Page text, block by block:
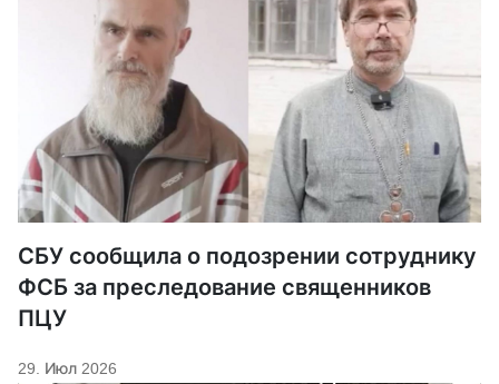
СБУ сообщила о подозрении сотруднику
ФСБ за преследование священников
ПЦУ
29. Июл 2026